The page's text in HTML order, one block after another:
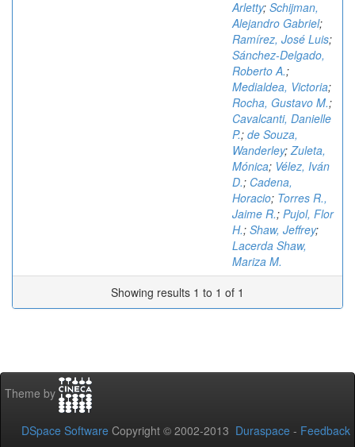
Arletty; Schijman,
Alejandro Gabriel;
Ramírez, José Luis;
Sánchez-Delgado,
Roberto A.;
Medialdea, Victoria;
Rocha, Gustavo M.;
Cavalcanti, Danielle
P.; de Souza,
Wanderley;Zuleta,
Mónica; Vélez, Iván
D.; Cadena,
Horacio; Torres R.,
Jaime R.; Pujol, Flor
H.; Shaw, Jeffrey;
Lacerda Shaw,
Mariza M.
Showing results 1 to 1 of 1
Theme by
DSpace Software Copyright © 2002-2013 Duraspace - Feedback